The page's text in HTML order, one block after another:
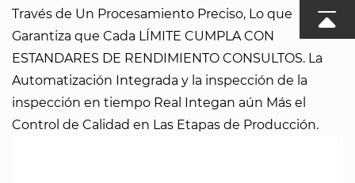
Través de Un Procesamiento Preciso, Lo que
Garantiza que Cada LÍMITE CUMPLA CON
ESTANDARES DE RENDIMIENTO CONSULTOS. La
Automatización Integrada y la inspección de la
inspección en tiempo Real Integan aún Más el
Control de Calidad en Las Etapas de Producción.